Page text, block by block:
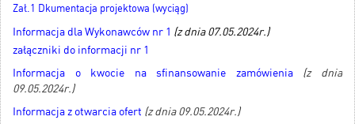
Zał.1 Dkumentacja projektowa (wyciąg)
Informacja dla Wykonawców nr 1 (z dnia 07.05.2024r.)
załączniki do informacji nr 1
Informacja o kwocie na sfinansowanie zamówienia
(z dnia
09.05.2024r.)
Informacja z otwarcia ofert (z dnia 09.05.2024r.)